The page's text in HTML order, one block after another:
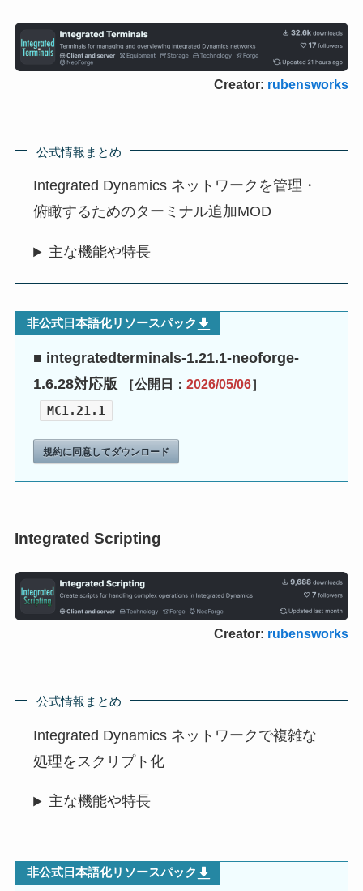
Creator: rubensworks
公式情報まとめ
Integrated Dynamics ネットワークを管理・
俯瞰するためのターミナル追加MOD
主な機能や特長
非公式日本語化リソースパック
■ integratedterminals-1.21.1-neoforge-
1.6.28対応版
［公開日：2026/05/06］
MC1.21.1
規約に同意してダウンロード
Integrated Scripting
Creator: rubensworks
公式情報まとめ
Integrated Dynamics ネットワークで複雑な
処理をスクリプト化
主な機能や特長
非公式日本語化リソースパック